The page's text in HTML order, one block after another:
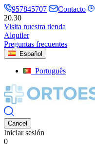
957845707 Contacto
20.30
Visita nuestra tienda
Alquiler
Preguntas frecuentes
Español
Português
Cancel
Iniciar sesión
0